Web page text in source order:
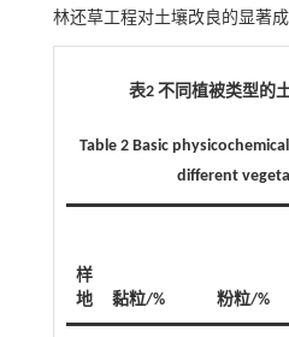
林还草工程对土壤改良的显著成
表2 不同植被类型的
Table 2 Basic
different
样
地
黏粒/% 粉粒/%